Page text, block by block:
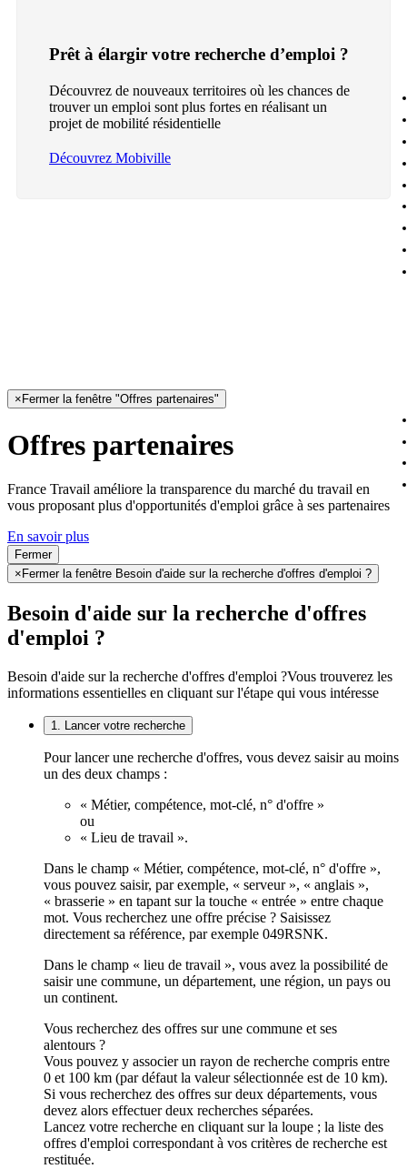
Prêt à élargir votre recherche d’emploi ?
Découvrez de nouveaux territoires où les chances de
trouver un emploi sont plus fortes en réalisant un
projet de mobilité résidentielle
Découvrez Mobiville
× Fermer la fenêtre "Offres partenaires"
Offres partenaires
France Travail améliore la transparence du marché du travail en
vous proposant plus d'opportunités d'emploi grâce à ses partenaires
En savoir plus
Fermer
× Fermer la fenêtre Besoin d'aide sur la recherche d'offres d'emploi ?
Besoin d'aide sur la recherche d'offres
d'emploi ?
Besoin d'aide sur la recherche d'offres d'emploi ?Vous trouverez les
informations essentielles en cliquant sur l'étape qui vous intéresse
1. Lancer votre recherche
Pour lancer une recherche d'offres, vous devez saisir au moins
un des deux champs :
« Métier, compétence, mot-clé, n° d'offre »
ou
« Lieu de travail ».
Dans le champ « Métier, compétence, mot-clé, n° d'offre »,
vous pouvez saisir, par exemple, « serveur », « anglais »,
« brasserie » en tapant sur la touche « entrée » entre chaque
mot. Vous recherchez une offre précise ? Saisissez
directement sa référence, par exemple 049RSNK.
Dans le champ « lieu de travail », vous avez la possibilité de
saisir une commune, un département, une région, un pays ou
un continent.
Vous recherchez des offres sur une commune et ses
alentours ?
Vous pouvez y associer un rayon de recherche compris entre
0 et 100 km (par défaut la valeur sélectionnée est de 10 km).
Si vous recherchez des offres sur deux départements, vous
devez alors effectuer deux recherches séparées.
Lancez votre recherche en cliquant sur la loupe ; la liste des
offres d'emploi correspondant à vos critères de recherche est
restituée.